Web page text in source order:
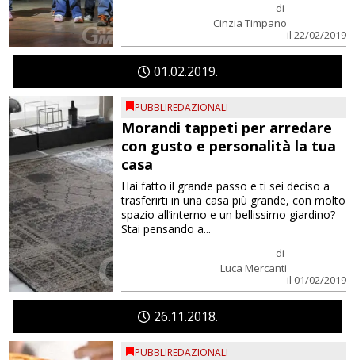
di
Cinzia Timpano
il 22/02/2019
01 02 2019
PUBBLIREDAZIONALI
Morandi tappeti per arredare
con gusto e personalità la tua
casa
di
Luca Mercanti
il 01/02/2019
Hai fatto il grande passo e ti sei deciso a
trasferirti in una casa più grande, con molto
spazio all’interno e un bellissimo giardino?
Stai pensando a...
26 11 2018
PUBBLIREDAZIONALI